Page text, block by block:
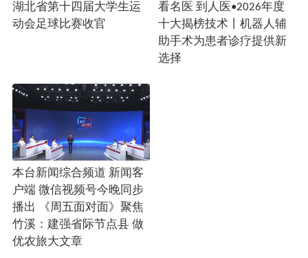
湖北省第十四届大学生运
动会足球比赛收官
看名医 到人医•2026年度
十大揭榜技术丨机器人辅
助手术为患者诊疗提供新
选择
本台新闻综合频道 新闻客
户端 微信视频号今晚同步
播出 《周五面对面》聚焦
竹溪：建强省际节点县 做
优农旅大文章